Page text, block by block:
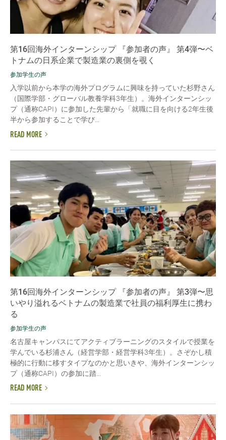
第16回海外インターンシップ 『参加者の声』 第4弾〜ベ
トナムの日系企業で製造業の裏側を覗く
参加学生の声
入学以前から本学の海外プログラムに興味を持っていた杉野さん
（国際学部・グローバル教養学科3年生）。海外インターンシッ
プ（通称CAPI）に参加した先輩から「就職に目を向ける2年生後
半から参加することで学び...
READ MORE
第16回海外インターンシップ 『参加者の声』 第3弾〜思
いやり溢れるベトナムの製造業で社員の福利厚生に携わ
る
参加学生の声
名古屋キャンパスにてアクティブラーニングのスタイルで授業を
学んでいる杉浦さん（経営学部・経営学科3年生）。さぞかし積
極的に行動に移すタイプなのかと思いきや、海外インターンシッ
プ（通称CAPI）の参加に踏...
READ MORE